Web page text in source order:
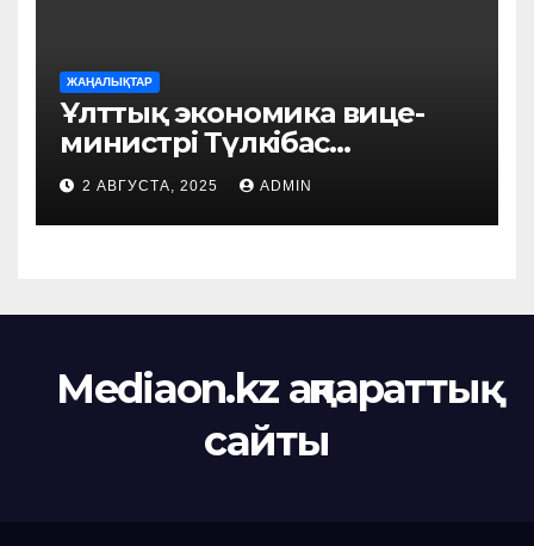
ЖАҢАЛЫҚТАР
Ұлттық экономика вице-
министрі Түлкібас
ауданында жүзеге
асырылып жатқан
маңызды жобалармен
2 АВГУСТА, 2025 ADMIN
Mediaon.kz ақпараттық
сайты